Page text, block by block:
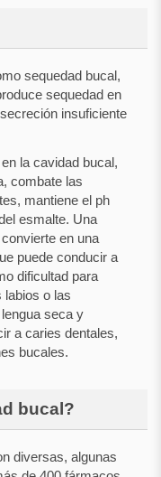
sequedad bucal,
sequedad en
insuficiente
la cavidad bucal,
combate las
mantiene el ph
esmalte. Una
en una
puede conducir a
dificultad para
labios o las
seca y
a caries dentales,
bucales.
bucal?
diversas, algunas